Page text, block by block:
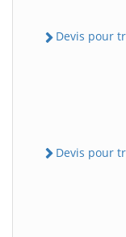
Devis pour
Devis pour